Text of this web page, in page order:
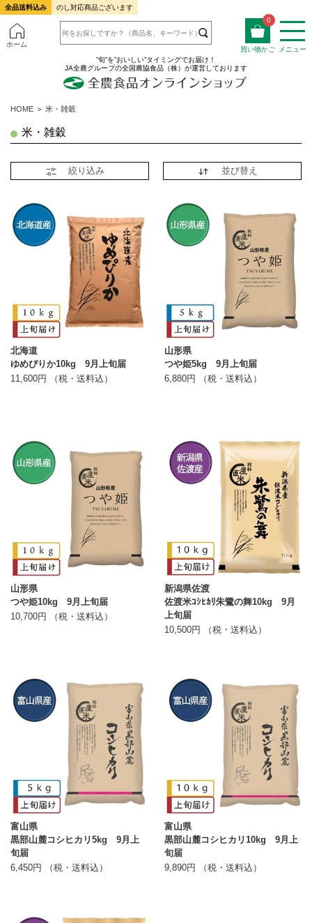
全品送料込み のし対応商品ございます
ホーム
0
買い物かご
メニュー
”旬”を”おいしい”タイミングでお届け！
JA全農グループの全国農協食品（株）が運営しております
HOME ＞ 米・雑穀
米・雑穀
絞り込み 並び替え
北海道
ゆめぴりか10kg 9月上旬届
11,600円 （税・送料込）
山形県
つや姫5kg 9月上旬届
6,880円 （税・送料込）
山形県
つや姫10kg 9月上旬届
10,700円 （税・送料込）
新潟県佐渡
佐渡米ｺｼﾋｶﾘ朱鷺の舞10kg 9月
上旬届
10,500円 （税・送料込）
富山県
黒部山麓コシヒカリ5kg 9月上
旬届
6,450円 （税・送料込）
富山県
黒部山麓コシヒカリ10kg 9月上
旬届
9,890円 （税・送料込）